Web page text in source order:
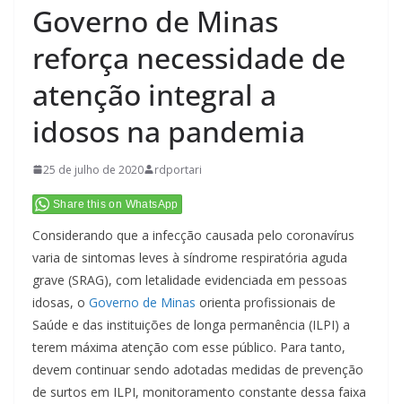
Governo de Minas
reforça necessidade de
atenção integral a
idosos na pandemia
25 de julho de 2020 rdportari
Share this on WhatsApp
Considerando que a infecção causada pelo coronavírus
varia de sintomas leves à síndrome respiratória aguda
grave (SRAG), com letalidade evidenciada em pessoas
idosas, o Governo de Minas orienta profissionais de
Saúde e das instituições de longa permanência (ILPI) a
terem máxima atenção com esse público. Para tanto,
devem continuar sendo adotadas medidas de prevenção
de surtos em ILPI, monitoramento constante dessa faixa